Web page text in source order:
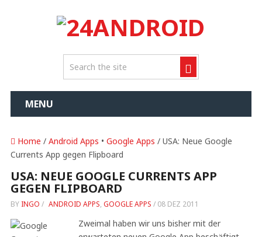
MENU
Home / Android Apps • Google Apps / USA: Neue Google
Currents App gegen Flipboard
USA: NEUE GOOGLE CURRENTS APP
GEGEN FLIPBOARD
BY INGO / ANDROID APPS, GOOGLE APPS / 08 DEZ 2011
Zweimal haben wir uns bisher mit der